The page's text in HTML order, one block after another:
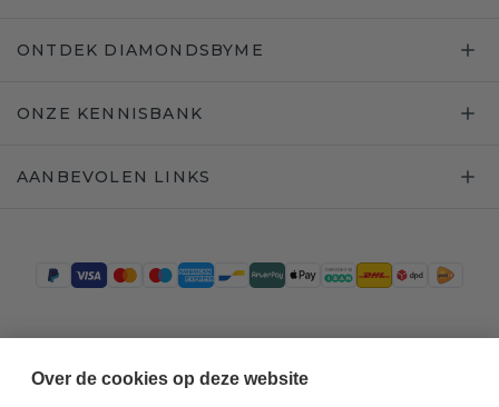
ONTDEK DIAMONDSBYME
ONZE KENNISBANK
AANBEVOLEN LINKS
Over de cookies op deze website